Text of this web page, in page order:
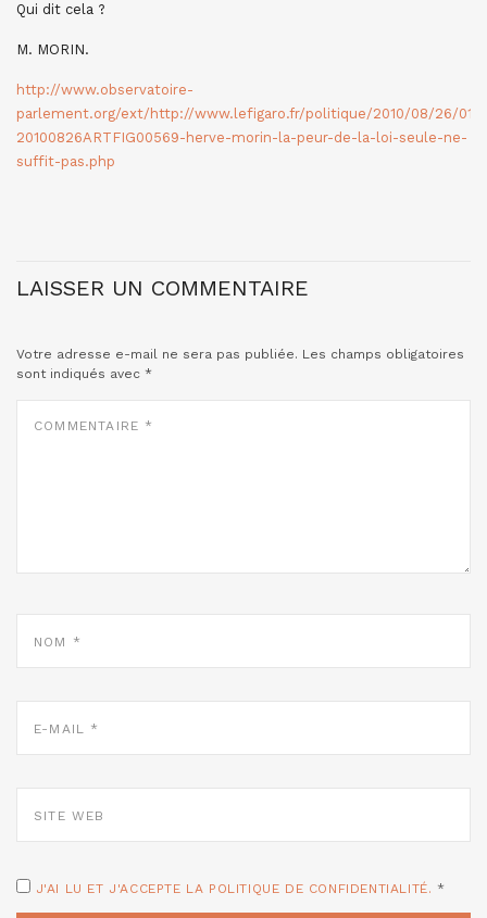
Qui dit cela ?
M. MORIN.
http://www.observatoire-
parlement.org/ext/http://www.lefigaro.fr/politique/2010/08/26/
20100826ARTFIG00569-herve-morin-la-peur-de-la-loi-seule-ne-
suffit-pas.php
LAISSER UN COMMENTAIRE
Votre adresse e-mail ne sera pas publiée. Les champs obligatoires
sont indiqués avec *
MAIL
WEB
J'AI LU ET J'ACCEPTE LA POLITIQUE DE CONFIDENTIALITÉ. *